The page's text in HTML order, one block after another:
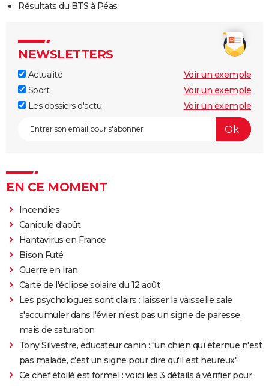
Résultats du BTS à Péas
NEWSLETTERS
Actualité
Voir un exemple
Sport
Voir un exemple
Les dossiers d'actu
Voir un exemple
EN CE MOMENT
Incendies
Canicule d'août
Hantavirus en France
Bison Futé
Guerre en Iran
Carte de l'éclipse solaire du 12 août
Les psychologues sont clairs : laisser la vaisselle sale
s'accumuler dans l'évier n'est pas un signe de paresse,
mais de saturation
Tony Silvestre, éducateur canin : "un chien qui éternue n'est
pas malade, c'est un signe pour dire qu'il est heureux"
Ce chef étoilé est formel : voici les 3 détails à vérifier pour